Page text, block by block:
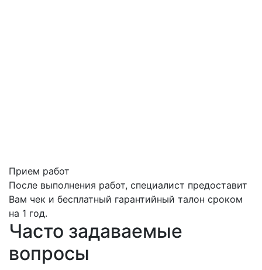
Прием работ
После выполнения работ, специалист предоставит
Вам чек и бесплатный гарантийный талон сроком
на 1 год.
Часто задаваемые
вопросы